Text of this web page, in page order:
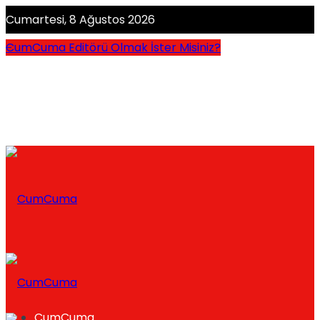
Cumartesi, 8 Ağustos 2026
CumCuma Editörü Olmak İster Misiniz?